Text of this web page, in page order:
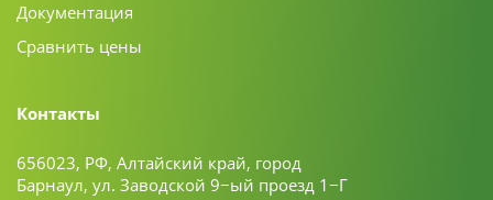
Документация
Сравнить цены
Контакты
656023, РФ, Алтайский край, город
Барнаул, ул. Заводской 9−ый проезд 1−Г